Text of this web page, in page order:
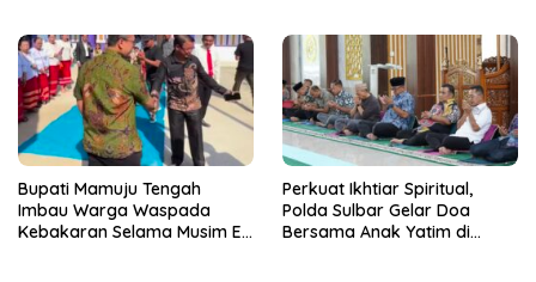
Bupati Mamuju Tengah
Imbau Warga Waspada
Kebakaran Selama Musim El
Perkuat Ikhtiar Spiritual,
Polda Sulbar Gelar Doa
Bersama Anak Yatim di